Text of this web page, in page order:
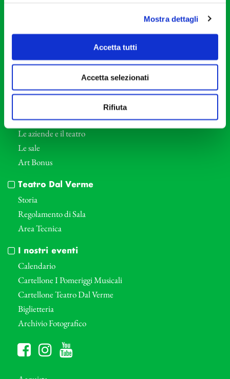
Mostra dettagli
Accetta tutti
Accetta selezionati
Rifiuta
Orchestra I Pomeriggi Musicali
Direttore Artistico
Professori d’Orchestra
Eventi Corporate
Le aziende e il teatro
Le sale
Art Bonus
Teatro Dal Verme
Storia
Regolamento di Sala
Area Tecnica
I nostri eventi
Calendario
Cartellone I Pomeriggi Musicali
Cartellone Teatro Dal Verme
Biglietteria
Archivio Fotografico